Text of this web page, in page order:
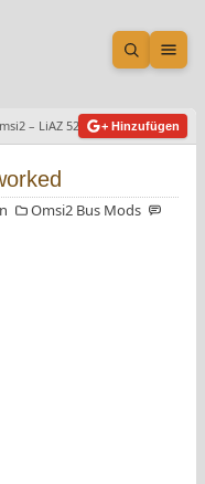
Suche
– LiAZ 5292.22 Reworked
+ Hinzufügen
Omsi2 Bus Mods